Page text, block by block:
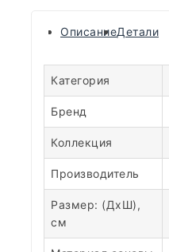
ОписаниеДетали
Категория
Бренд
Коллекция
Производитель
Размер: (ДхШ),
см